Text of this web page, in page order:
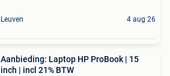
Leuven 4 aug 26
Aanbieding: Laptop HP ProBook | 15
inch | incl 21% BTW